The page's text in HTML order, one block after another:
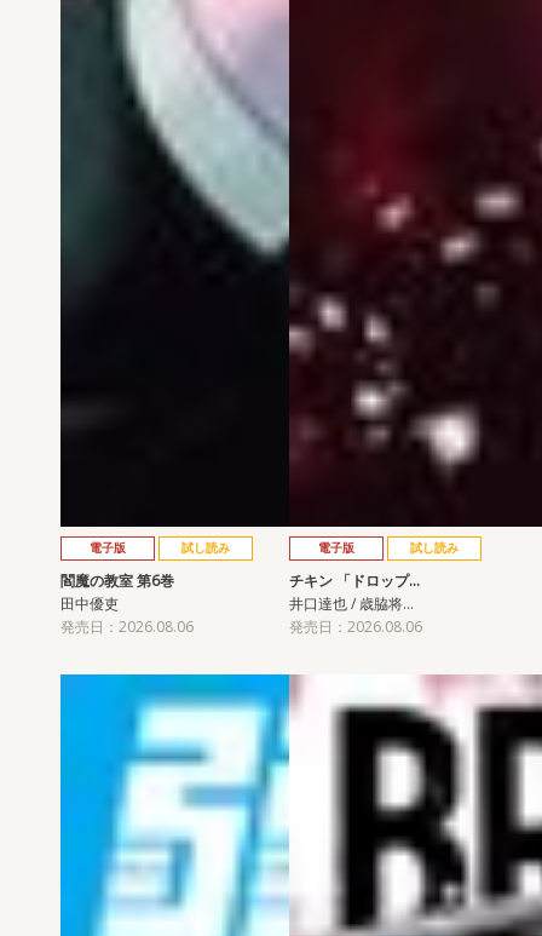
電子版 試し読み
閻魔の教室 第6巻
田中優吏
発売日：2026.08.06
電子版 試し読み
チキン 「ドロップ…
井口達也 / 歳脇将…
発売日：2026.08.06